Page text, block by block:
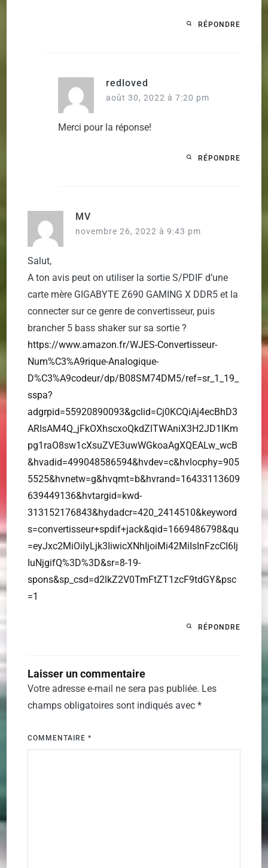
RÉPONDRE
redloved
août 30, 2022 à 7:20 pm
Merci pour la réponse!
RÉPONDRE
MV
novembre 26, 2022 à 9:43 pm
Salut,
A ton avis peut on utiliser la sortie S/PDIF d’une
carte mère GIGABYTE Z690 GAMING X DDR5 et la
connecter sur ce genre de convertisseur, puis
brancher 5 bass shaker sur sa sortie ?
https://www.amazon.fr/WJES-Convertisseur-
Num%C3%A9rique-Analogique-
D%C3%A9codeur/dp/B08SM74DM5/ref=sr_1_19_
sspa?
adgrpid=55920890093&gclid=Cj0KCQiAj4ecBhD3
ARIsAM4Q_jFkOXhscxoQkdZlTWAniX3H2JD1IKm
pg1raO8sw1cXsuZVE3uwWGkoaAgXQEALw_wcB
&hvadid=499048586594&hvdev=c&hvlocphy=905
5525&hvnetw=g&hvqmt=b&hvrand=16433113609
639449136&hvtargid=kwd-
313152176843&hydadcr=420_2414510&keyword
s=convertisseur+spdif+jack&qid=1669486798&qu
=eyJxc2MiOiIyLjk3IiwicXNhIjoiMi42MiIsInFzcCI6Ij
IuNjgifQ%3D%3D&sr=8-19-
spons&sp_csd=d2lkZ2V0TmFtZT1zcF9tdGY&psc
=1
RÉPONDRE
Laisser un commentaire
Votre adresse e-mail ne sera pas publiée. Les
champs obligatoires sont indiqués avec*
COMMENTAIRE*